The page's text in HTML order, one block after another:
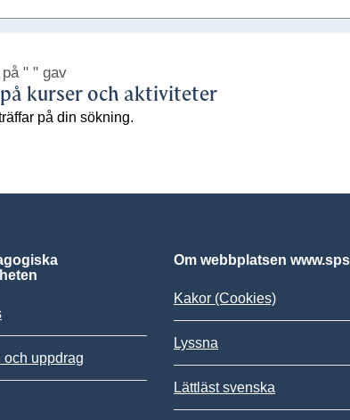
på " " gav
kurser och aktiviteter
på din sökning.
uppdrag
Om webbplatsen
Kakor (Cookies)
Lyssna
Lättläst svenska